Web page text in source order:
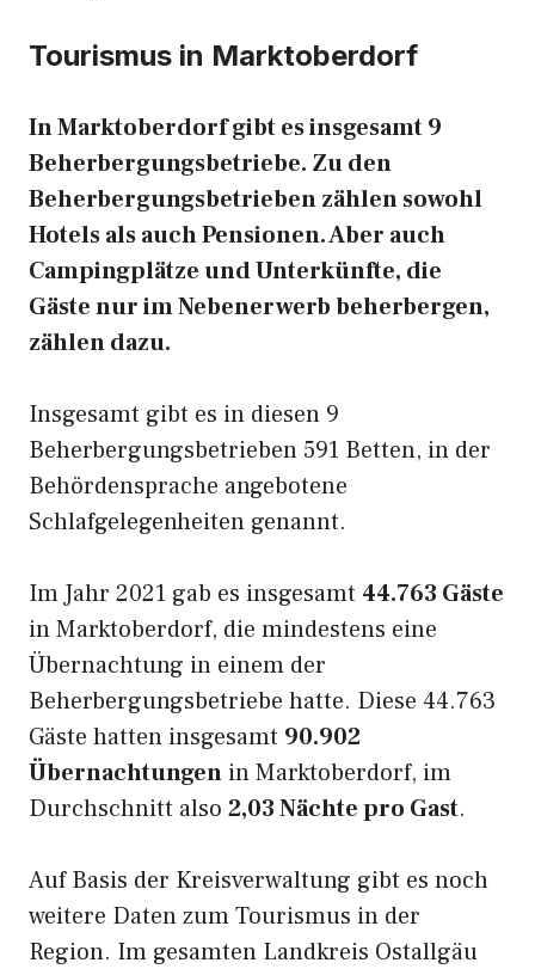
Tourismus in Marktoberdorf
In Marktoberdorf gibt es insgesamt 9
Beherbergungsbetriebe. Zu den
Beherbergungsbetrieben zählen sowohl
Hotels als auch Pensionen. Aber auch
Campingplätze und Unterkünfte, die
Gäste nur im Nebenerwerb beherbergen,
zählen dazu.
Insgesamt gibt es in diesen 9
Beherbergungsbetrieben 591 Betten, in der
Behördensprache angebotene
Schlafgelegenheiten genannt.
Im Jahr 2021 gab es insgesamt 44.763 Gäste
in Marktoberdorf, die mindestens eine
Übernachtung in einem der
Beherbergungsbetriebe hatte. Diese 44.763
Gäste hatten insgesamt 90.902
Übernachtungen in Marktoberdorf, im
Durchschnitt also 2,03 Nächte pro Gast.
Auf Basis der Kreisverwaltung gibt es noch
weitere Daten zum Tourismus in der
Region. Im gesamten Landkreis Ostallgäu